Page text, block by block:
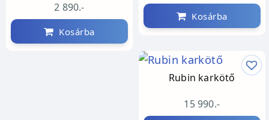
2 890.-
Kosárba
Kosárba
Rubin karkötő
15 990.-